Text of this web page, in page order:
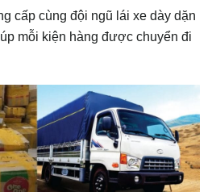
cấp cùng đội ngũ lái xe dày dặn
mỗi kiện hàng được chuyển đi